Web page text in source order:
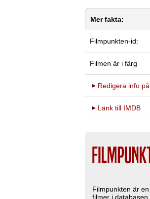
Mer fakta:
Filmpunkten-id:
Filmen är i färg
Redigera info
Länk till IMDB
Filmpunkten är
filmer i